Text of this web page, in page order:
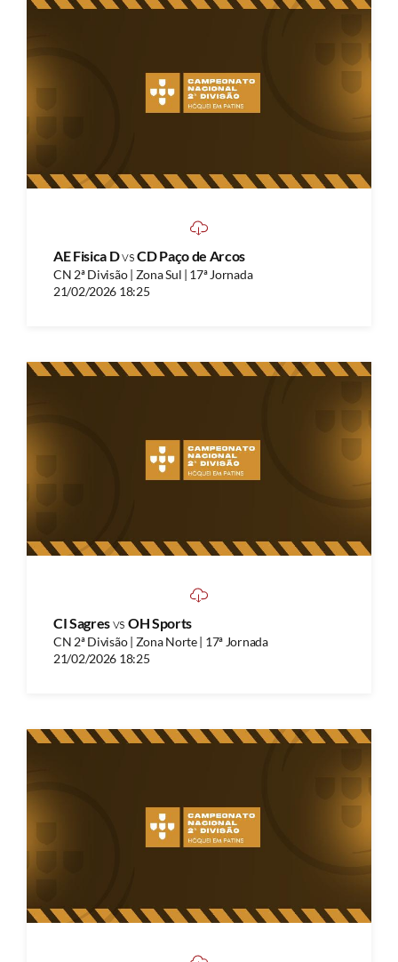
AE Fisica DvsCD Paço de Arcos
CN 2ª Divisão | Zona Sul | 17ª Jornada
21/02/2026 18:25
CI Sagresvs OH Sports
CN 2ª Divisão | Zona Norte | 17ª Jornada
21/02/2026 18:25